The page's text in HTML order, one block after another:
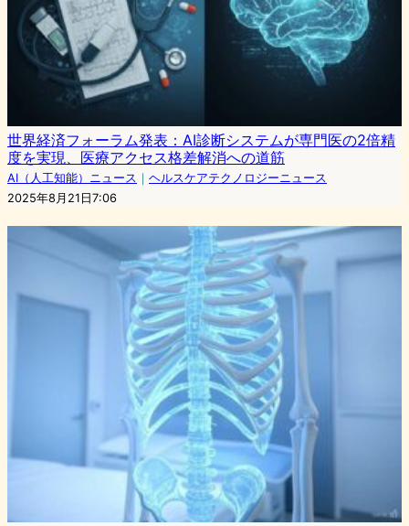
世界経済フォーラム発表：AI診断システムが専門医の2倍精
度を実現、医療アクセス格差解消への道筋
AI（人工知能）ニュース ｜ ヘルスケアテクノロジーニュース
2025年8月21日7:06